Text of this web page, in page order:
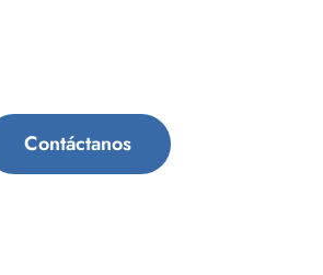
Contáctanos